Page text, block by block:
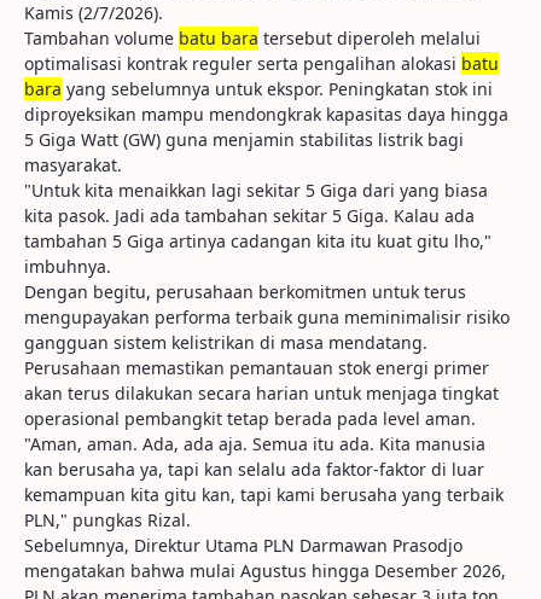
Kamis (2/7/2026).
Tambahan volume batu bara tersebut diperoleh melalui
optimalisasi kontrak reguler serta pengalihan alokasi batu
bara yang sebelumnya untuk ekspor. Peningkatan stok ini
diproyeksikan mampu mendongkrak kapasitas daya hingga
5 Giga Watt (GW) guna menjamin stabilitas listrik bagi
masyarakat.
"Untuk kita menaikkan lagi sekitar 5 Giga dari yang biasa
kita pasok. Jadi ada tambahan sekitar 5 Giga. Kalau ada
tambahan 5 Giga artinya cadangan kita itu kuat gitu lho,"
imbuhnya.
Dengan begitu, perusahaan berkomitmen untuk terus
mengupayakan performa terbaik guna meminimalisir risiko
gangguan sistem kelistrikan di masa mendatang.
Perusahaan memastikan pemantauan stok energi primer
akan terus dilakukan secara harian untuk menjaga tingkat
operasional pembangkit tetap berada pada level aman.
"Aman, aman. Ada, ada aja. Semua itu ada. Kita manusia
kan berusaha ya, tapi kan selalu ada faktor-faktor di luar
kemampuan kita gitu kan, tapi kami berusaha yang terbaik
PLN," pungkas Rizal.
Sebelumnya, Direktur Utama PLN Darmawan Prasodjo
mengatakan bahwa mulai Agustus hingga Desember 2026,